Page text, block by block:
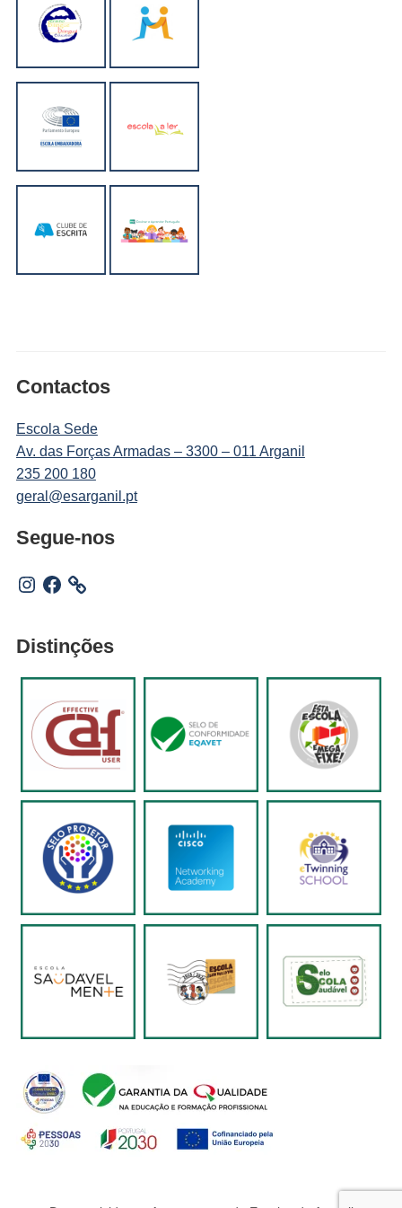
Contactos
Escola Sede
Av. das Forças Armadas – 3300 – 011 Arganil
235 200 180
geral@esarganil.pt
Segue-nos
Instagram
Facebook
Distinções